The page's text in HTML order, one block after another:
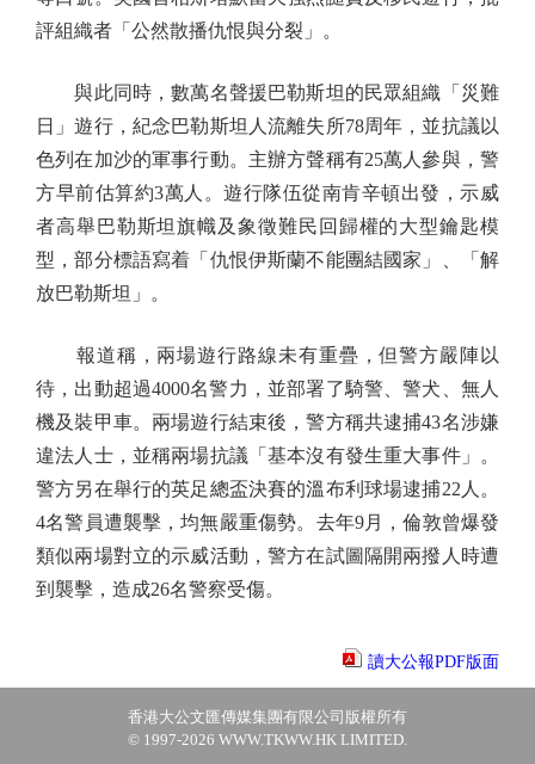
評組織者「公然散播仇恨與分裂」。
與此同時，數萬名聲援巴勒斯坦的民眾組織「災難
日」遊行，紀念巴勒斯坦人流離失所78周年，並抗議以
色列在加沙的軍事行動。主辦方聲稱有25萬人參與，警
方早前估算約3萬人。遊行隊伍從南肯辛頓出發，示威
者高舉巴勒斯坦旗幟及象徵難民回歸權的大型鑰匙模
型，部分標語寫着「仇恨伊斯蘭不能團結國家」、「解
放巴勒斯坦」。
報道稱，兩場遊行路線未有重疊，但警方嚴陣以
待，出動超過4000名警力，並部署了騎警、警犬、無人
機及裝甲車。兩場遊行結束後，警方稱共逮捕43名涉嫌
違法人士，並稱兩場抗議「基本沒有發生重大事件」。
警方另在舉行的英足總盃決賽的溫布利球場逮捕22人。
4名警員遭襲擊，均無嚴重傷勢。去年9月，倫敦曾爆發
類似兩場對立的示威活動，警方在試圖隔開兩撥人時遭
到襲擊，造成26名警察受傷。
讀大公報PDF版面
香港大公文匯傳媒集團有限公司版權所有
© 1997-2026 WWW.TKWW.HK LIMITED.